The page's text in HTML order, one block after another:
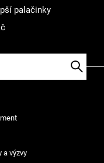
palačinky
a výzvy